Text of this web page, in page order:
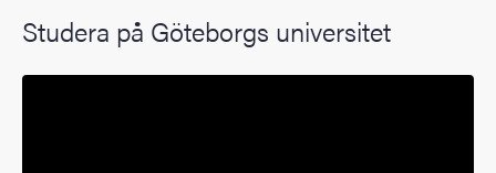
Studera på Göteborgs universitet